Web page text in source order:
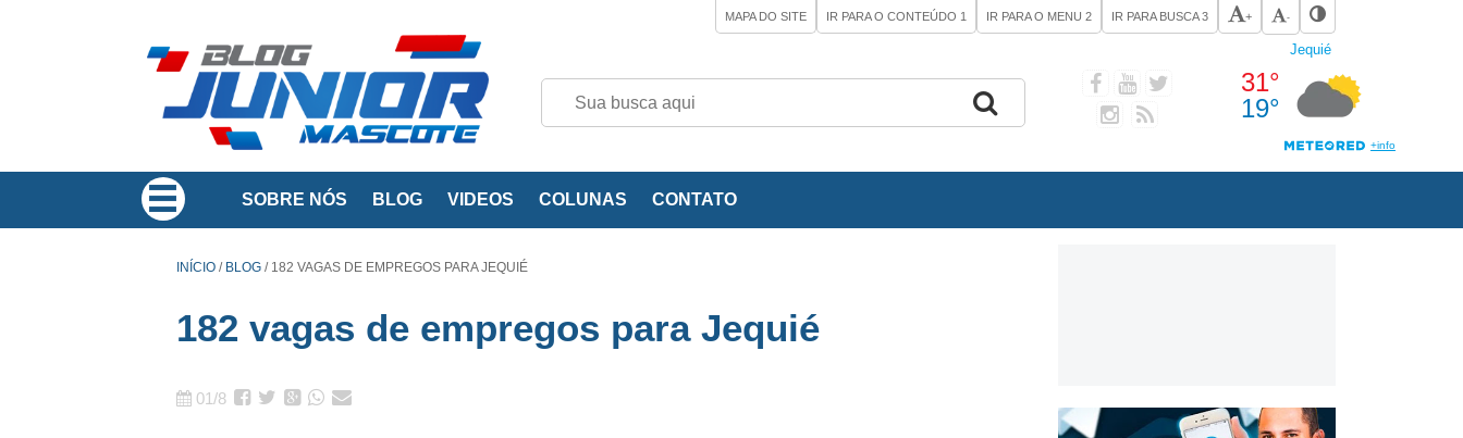
MAPA DO SITE IR PARA O CONTEÚDO 1 IR PARA O MENU 2 IR PARA BUSCA3 + -
SOBRE NÓS BLOG VIDEOS COLUNAS CONTATO
INÍCIO / BLOG /182 VAGAS DE EMPREGOS PARA JEQUIÉ
182 vagas de empregos para Jequié
01/8